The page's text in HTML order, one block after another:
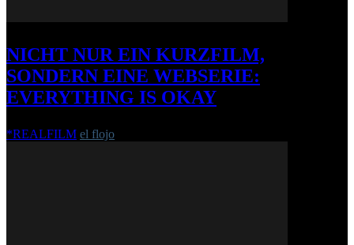
NICHT NUR EIN KURZFILM,
SONDERN EINE WEBSERIE:
EVERYTHING IS OKAY
*REALFILM el flojo